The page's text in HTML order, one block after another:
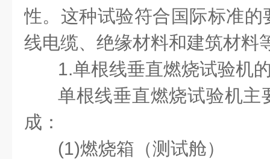
性。这种试验符合国际标准
线电缆、绝缘材料和建筑材
1.单根线垂直燃烧试验机
单根线垂直燃烧试验机主
成：
(1)燃烧箱（测试舱）